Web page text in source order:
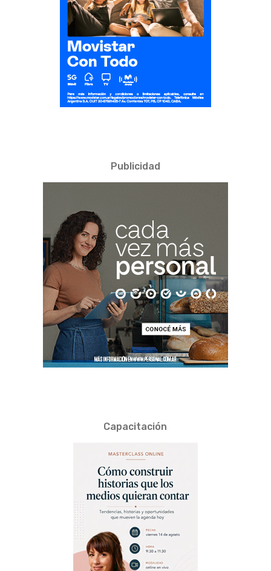
Publicidad
Capacitación